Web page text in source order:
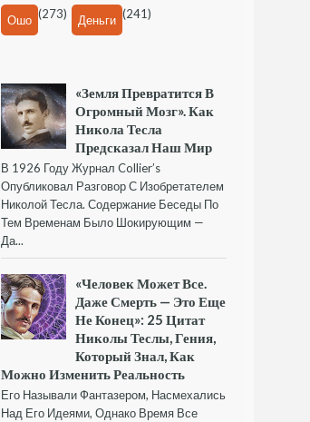
Ошо (273) Деньги (241)
«Земля Превратится В
Огромный Мозг». Как
Никола Тесла
Предсказал Наш Мир
В 1926 Году Журнал Collier’s
Опубликовал Разговор С Изобретателем
Николой Тесла. Содержание Беседы По
Тем Временам Было Шокирующим —
Да...
«Человек Может Все.
Даже Смерть — Это Еще
Не Конец»: 25 Цитат
Николы Теслы, Гения,
Который Знал, Как
Можно Изменить Реальность
Его Называли Фантазером, Насмехались
Над Его Идеями, Однако Время Все